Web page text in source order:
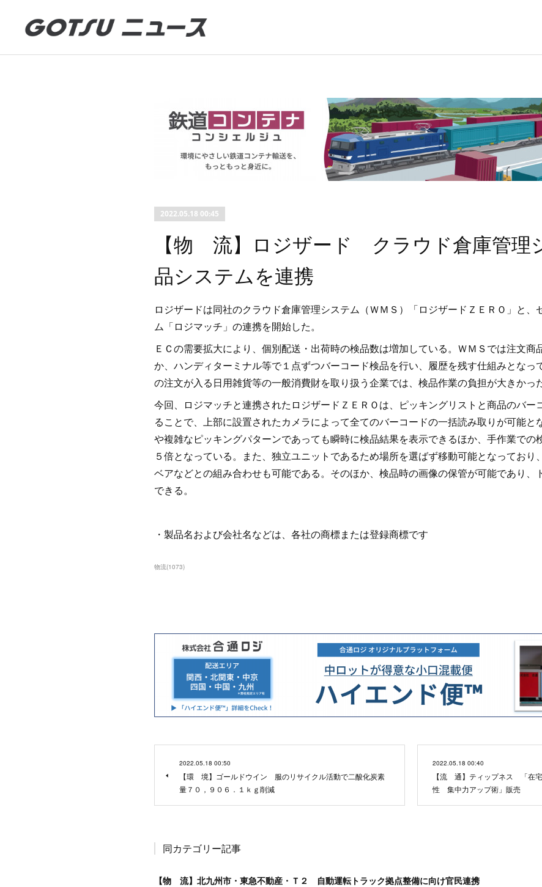
2022.05.18 00:45
【物 流】ロジザード クラウド倉庫管理
品システムを連携
ロジザードは同社のクラウド倉庫管理システム（ＷＭＳ）「ロジザードＺＥＲＯ」と、
ム「ロジマッチ」の連携を開始した。
ＥＣの需要拡大により、個別配送・出荷時の検品数は増加している。ＷＭＳでは注文商
か、ハンディターミナル等で１点ずつバーコード検品を行い、履歴を残す仕組みとなっ
の注文が入る日用雑貨等の一般消費財を取り扱う企業では、検品作業の負担が大きかった
今回、ロジマッチと連携されたロジザードＺＥＲＯは、ピッキングリストと商品のバー
ることで、上部に設置されたカメラによって全てのバーコードの一括読み取りが可能と
や複雑なピッキングパターンであっても瞬時に検品結果を表示できるほか、手作業での
５倍となっている。また、独立ユニットであるため場所を選ばず移動可能となっており
ベアなどとの組み合わせも可能である。そのほか、検品時の画像の保管が可能であり、
できる。
・製品名および会社名などは、各社の商標または登録商標です
物流(1073)
2022.05.18 00:50
【環 境】ゴールドウイン 服のリサイクル活動で二酸化炭素
量７０，９０６．１ｋｇ削減
2022.05.18 00:40
【流 通】ティップネス 「在
性 集中力アップ術」販売
同カテゴリー記事
【物 流】北九州市・東急不動産・Ｔ２ 自動運転トラック拠点整備に向け官民連携